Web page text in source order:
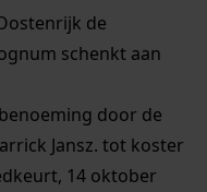
de
schenkt aan
door de
Jansz. tot koster
14 oktober